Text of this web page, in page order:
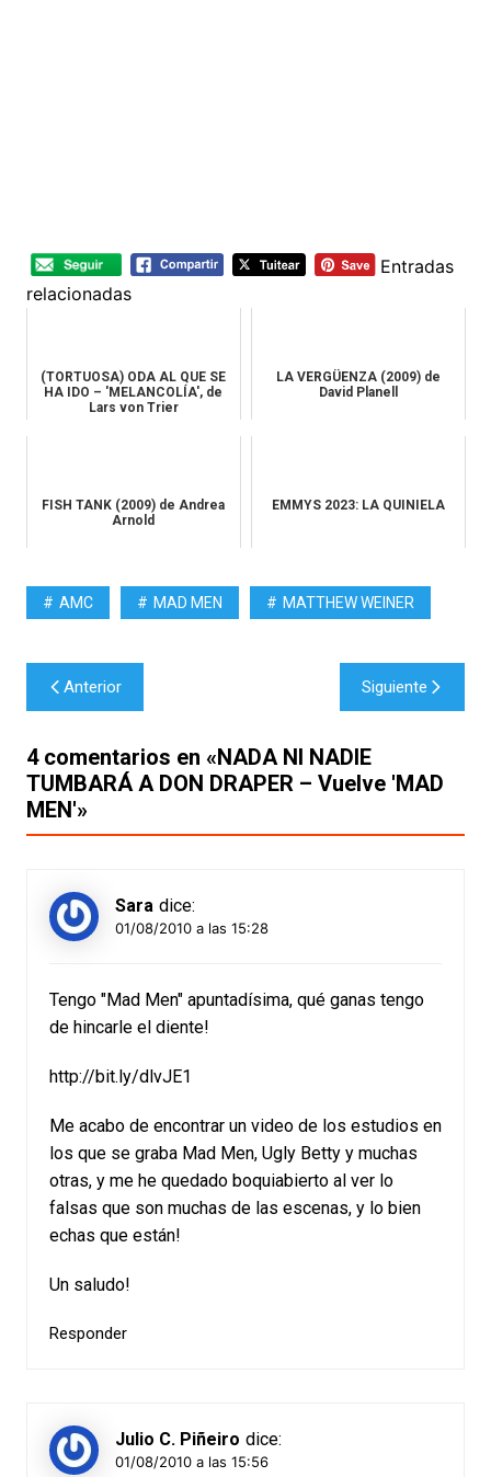
Entradas
relacionadas
(TORTUOSA) ODA AL QUE SE
HA IDO – 'MELANCOLÍA', de
Lars von Trier
LA VERGÜENZA (2009) de
David Planell
FISH TANK (2009) de Andrea
Arnold
EMMYS 2023: LA QUINIELA
AMC MAD MEN MATTHEW WEINER
Navegación
de
entradas
Anterior Siguiente
4 comentarios en «NADA NI NADIE
TUMBARÁ A DON DRAPER – Vuelve 'MAD
MEN'»
Sara dice:
01/08/2010 a las 15:28
Tengo "Mad Men" apuntadísima, qué ganas tengo
de hincarle el diente!
http://bit.ly/dlvJE1
Me acabo de encontrar un video de los estudios en
los que se graba Mad Men, Ugly Betty y muchas
otras, y me he quedado boquiabierto al ver lo
falsas que son muchas de las escenas, y lo bien
echas que están!
Un saludo!
Responder
Julio C. Piñeiro dice:
01/08/2010 a las 15:56